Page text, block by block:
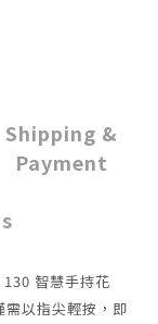
Shipping &
Payment
130 智慧手持花
以指尖輕按，即